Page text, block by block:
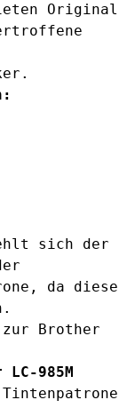
Original
sich der
, da diese
Brother
985M